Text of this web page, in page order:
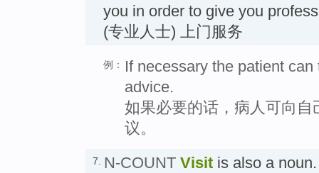
you in order to give you
(专业人士) 上门服务
例：
If necessary the patient
advice.
如果必要的话，病人可向
议。
7. N-COUNT Visit is also a